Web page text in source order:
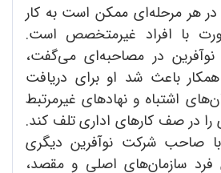
هر مرحله‌ای ممکن است به کار
با افراد غیرمتخصص است.
در مصاحبه‌ای می‌گفت،
باعث شد او برای دریافت
اشتباه و نهادهای غیرمرتبط
را در صف کارهای اداری تلف کند.
صاحب شرکت نوآفرین دیگری
سازمان‌های اصلی و مقصد،